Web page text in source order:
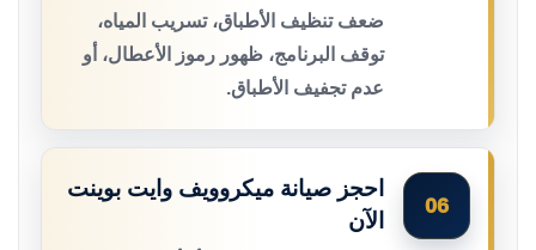
ضعف تنظيف الأطباق، تسريب المياه،
توقف البرنامج، ظهور رموز الأعطال، أو
عدم تجفيف الأطباق.
06
احجز صيانة ميكروويف وايت بوينت
الآن